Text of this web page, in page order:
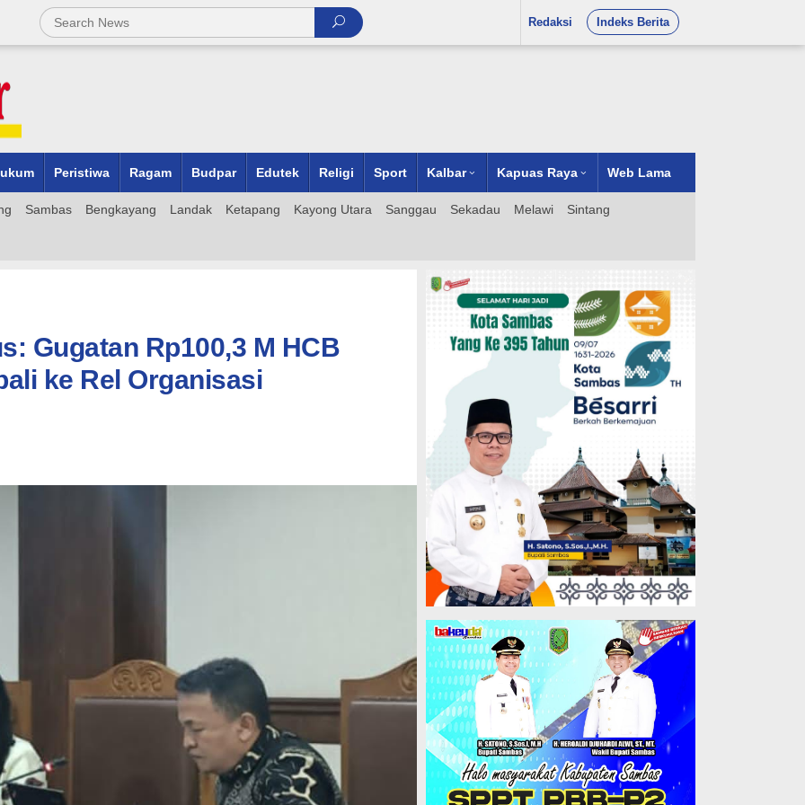
Redaksi Indeks Berita
Peristiwa Ragam Budpar Edutek Religi Sport Kalbar Kapuas Raya Web Lama
Sambas Bengkayang Landak Ketapang Kayong Utara Sanggau Sekadau Melawi Sintang
Gugatan Rp100,3 M HCB
ke Rel Organisasi